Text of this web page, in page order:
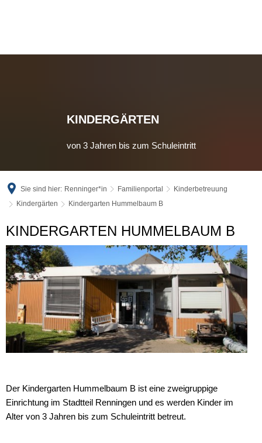
KINDERGÄRTEN
von 3 Jahren bis zum Schuleintritt
Sie sind hier: Renninger*in Familienportal
Kinderbetreuung
Kindergärten
Kindergarten Hummelbaum B
Kindergarten
Hummelbaum
B
KINDERGARTEN HUMMELBAUM B
Der Kindergarten Hummelbaum B ist eine zweigruppige
Einrichtung im Stadtteil Renningen und es werden Kinder im
Alter von 3 Jahren bis zum Schuleintritt betreut.